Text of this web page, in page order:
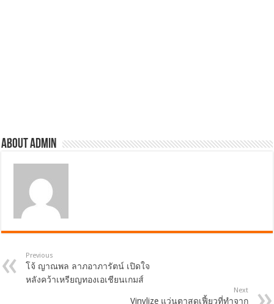
About admin
Previous
โจ้ ญาณพล ลาภอาภารัตน์ เปิดใจ
หลังคว้าเหรียญทองเอเชียนเกมส์
Next
Vinylize แว่นตาสุดเฟี้ยวที่ทำจาก